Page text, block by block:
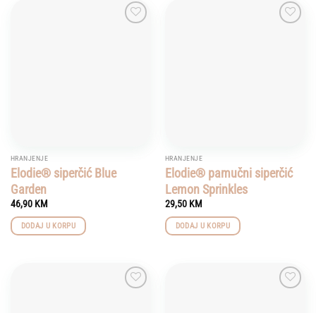
HRANJENJE
Elodie® siperčić Blue
Garden
46,90 KM
DODAJ U KORPU
HRANJENJE
Elodie® pamučni siperčić
Lemon Sprinkles
29,50 KM
DODAJ U KORPU